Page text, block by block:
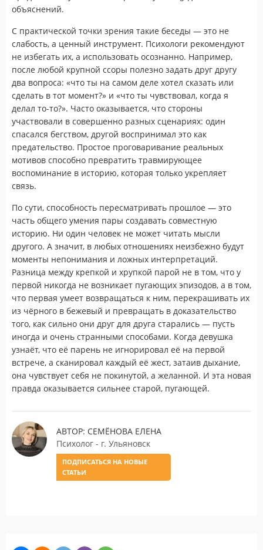
объяснений.
С практической точки зрения такие беседы — это не
слабость, а ценный инструмент. Психологи рекомендуют
не избегать их, а использовать осознанно. Например,
после любой крупной ссоры полезно задать друг другу
два вопроса: «что ты на самом деле хотел сказать или
сделать в тот момент?» и «что ты чувствовал, когда я
делал то-то?». Часто оказывается, что стороны
участвовали в совершенно разных сценариях: один
спасался бегством, другой воспринимал это как
предательство. Простое проговаривание реальных
мотивов способно превратить травмирующее
воспоминание в историю, которая только укрепляет
связь.
По сути, способность пересматривать прошлое — это
часть общего умения пары создавать совместную
историю. Ни один человек не может читать мысли
другого. А значит, в любых отношениях неизбежно будут
моменты непонимания и ложных интерпретаций.
Разница между крепкой и хрупкой парой не в том, что у
первой никогда не возникает пугающих эпизодов, а в том,
что первая умеет возвращаться к ним, перекрашивать их
из чёрного в бежевый и превращать в доказательство
того, как сильно они друг для друга старались — пусть
иногда и очень странными способами. Когда девушка
узнаёт, что её парень не игнорировал её на первой
встрече, а сканировал каждый её жест, затаив дыхание,
она чувствует себя не покинутой, а желанной. И эта новая
правда оказывается сильнее старой, пугающей.
АВТОР: СЕМЁНОВА ЕЛЕНА
Психолог - г. Ульяновск
ПОДПИСАТЬСЯ НА НОВЫЕ
СТАТЬИ